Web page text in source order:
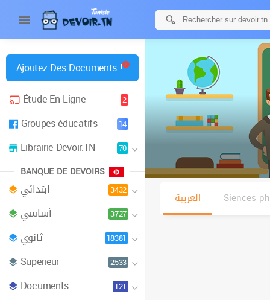
Ajoutez Des Documents !
Étude En Ligne
2
Groupes éducatifs 14
Librairie Devoir.TN 70
BANQUE DE DEVOIRS
ابتدائي 3432
أساسي 3727
ثانوي 18381
Superieur 2533
Documents 121
Siences العربية